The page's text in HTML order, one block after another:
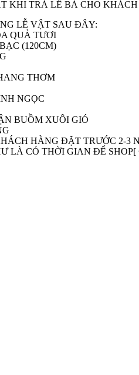
KHI TRẢ LỄ BÀ CHO
LỄ VẬT SAU ĐÂY:
QUẢ TƯƠI
(120CM)
THƠM
NGỌC
BUỒM XUÔI GIÓ
HÀNG ĐẶT TRƯỚC 2-3
LÀ CÓ THỜI GIAN ĐỂ